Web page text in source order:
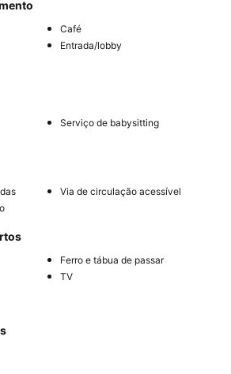
Café
Entrada/lobby
Serviço de babysitting
Via de circulação acessível
Ferro e tábua de passar
TV